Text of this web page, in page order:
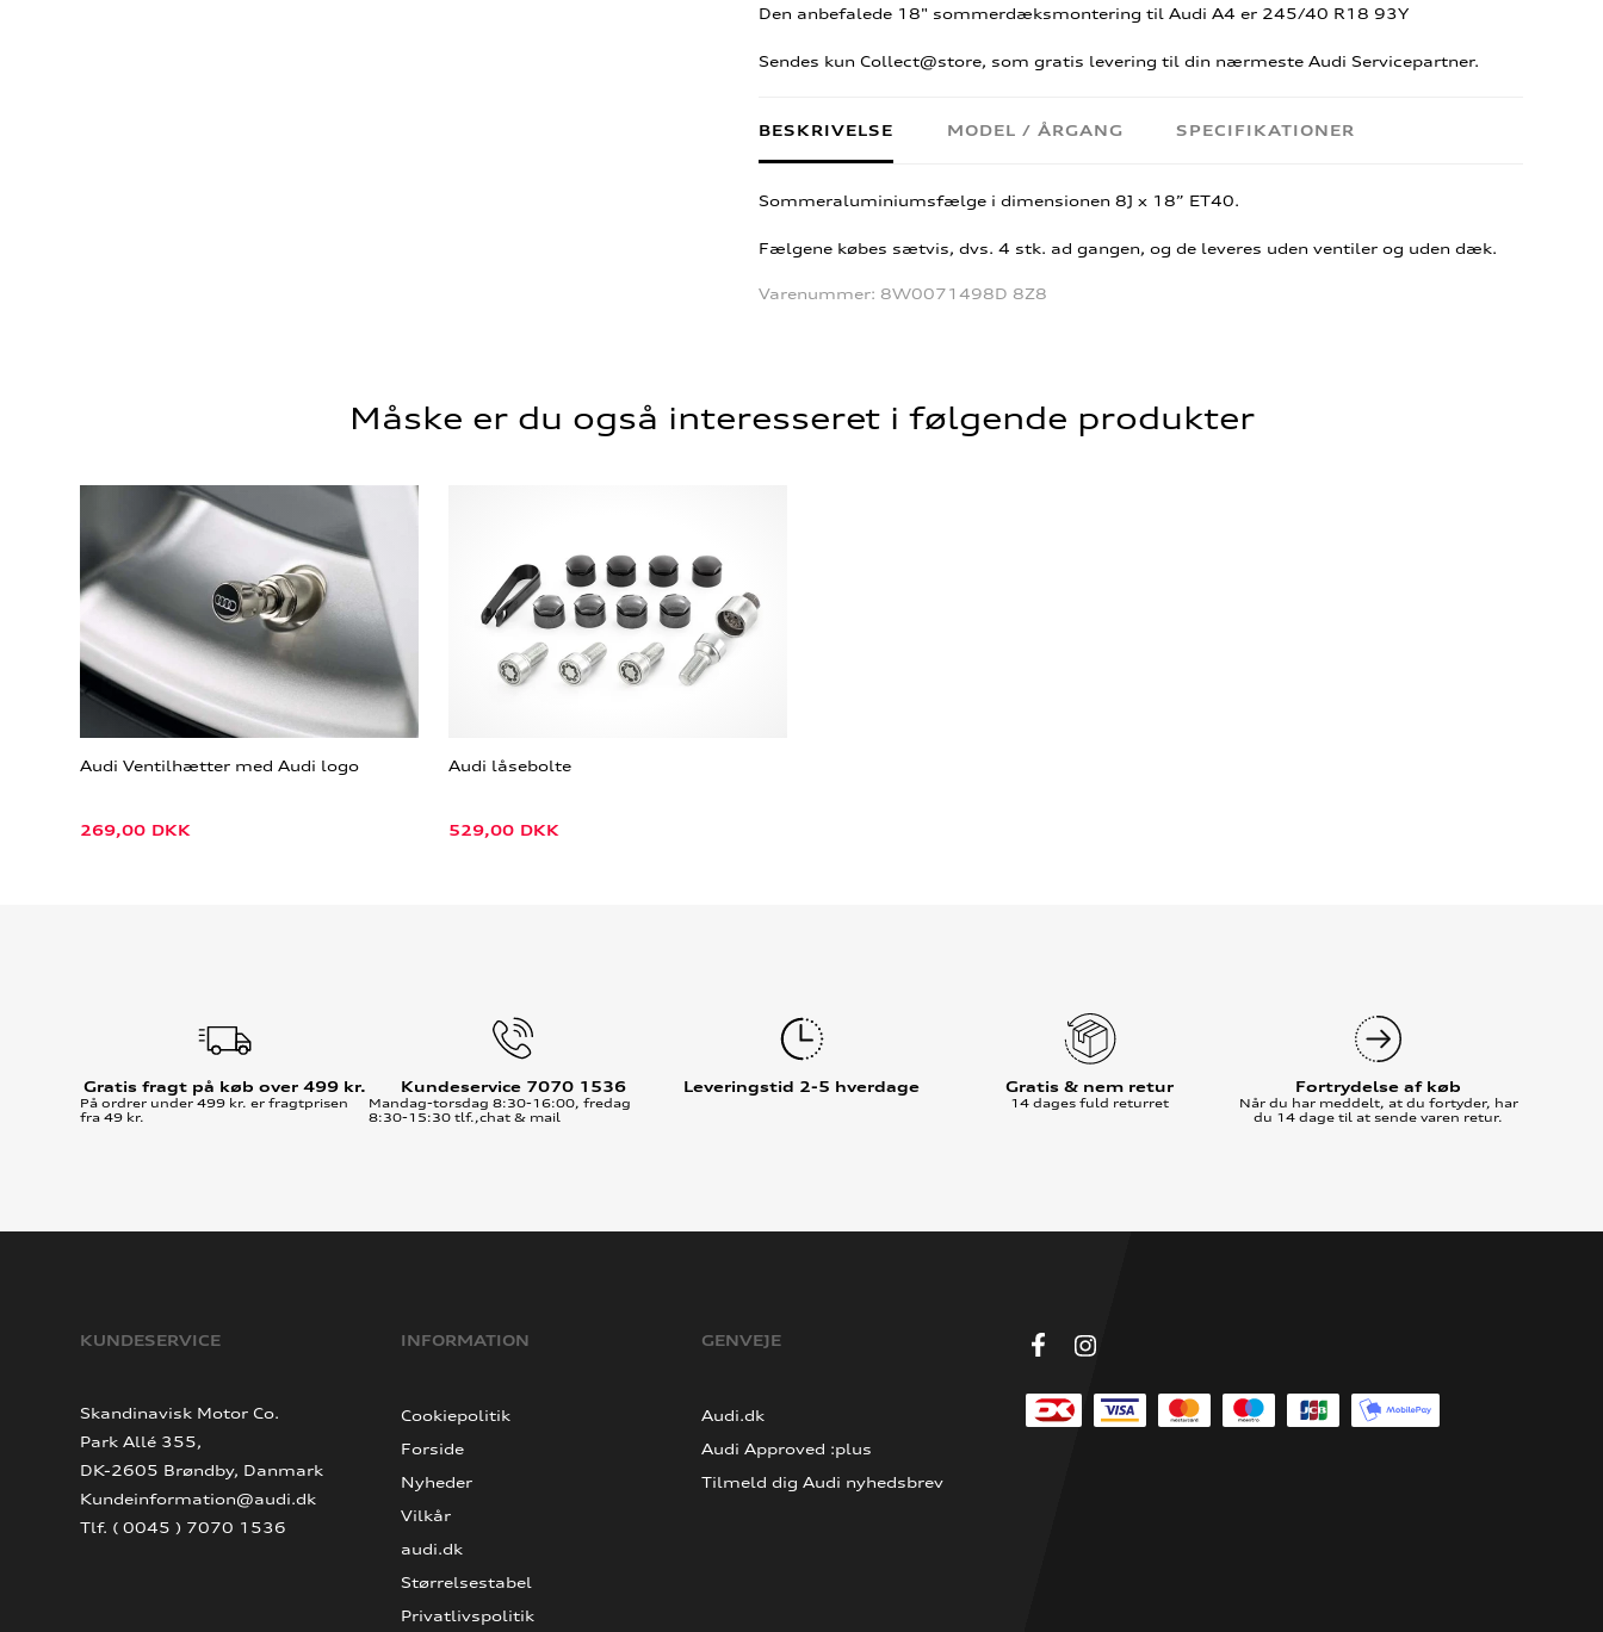
Den anbefalede 18" sommerdæksmontering til Audi A4 er 245/40 R18 93Y
Sendes kun Collect@store, som gratis levering til din nærmeste Audi Servicepartner.
BESKRIVELSE MODEL / ÅRGANG SPECIFIKATIONER
Sommeraluminiumsfælge i dimensionen 8J x 18” ET40.
Fælgene købes sætvis, dvs. 4 stk. ad gangen, og de leveres uden ventiler og uden dæk.
Varenummer: 8W0071498D 8Z8
Måske er du også interesseret i følgende produkter
Audi Ventilhætter med Audi logo
269,00 DKK
Audi låsebolte
529,00 DKK
Gratis fragt på køb over 499 kr.
På ordrer under 499 kr. er fragtprisen
fra 49 kr.
Kundeservice 7070 1536
Mandag-torsdag 8:30-16:00, fredag
8:30-15:30 tlf.,chat & mail
Leveringstid 2-5 hverdage Gratis & nem retur
14 dages fuld returret
Fortrydelse af køb
Når du har meddelt, at du fortyder, har
du 14 dage til at sende varen retur.
KUNDESERVICE
Skandinavisk Motor Co.
Park Allé 355,
DK-2605 Brøndby, Danmark
Kundeinformation@audi.dk
Tlf. ( 0045 ) 7070 1536
INFORMATION
Cookiepolitik
Forside
Nyheder
Vilkår
audi.dk
Størrelsestabel
Privatlivspolitik
GENVEJE
Audi.dk
Audi Approved :plus
Tilmeld dig Audi nyhedsbrev